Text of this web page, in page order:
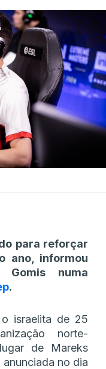
para reforçar
ano, informou
Gomis numa
.
israelita de 25
norte-
de Mareks
anunciada no dia